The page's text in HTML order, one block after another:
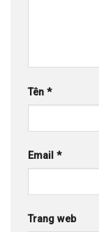
Tên *
Email *
Trang web